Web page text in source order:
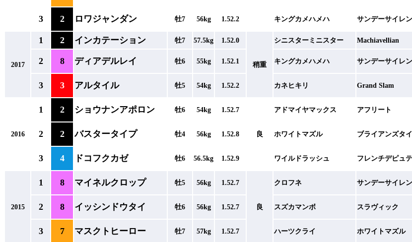
3 2 ロワジャンダン 牡7 56kg 1.52.2 キングカメハメハ サンデーサイレ
2017
1 2 インカテーション 牡7 57.5kg 1.52.0
稍重
シニスターミニスター Machiavellian
2 8 ディアデルレイ 牡6 55kg 1.52.1 キングカメハメハ サンデーサイレ
3 3 アルタイル 牡5 54kg 1.52.2 カネヒキリ Grand Slam
2016
1 2 ショウナンアポロン 牡6 54kg 1.52.7
良
アドマイヤマックス アフリート
2 2 バスタータイプ 牡4 56kg 1.52.8 ホワイトマズル ブライアンズタ
3 4 ドコフクカゼ 牡6 56.5kg 1.52.9 ワイルドラッシュ フレンチデピュ
2015
1 8 マイネルクロップ 牡5 56kg 1.52.7
良
クロフネ サンデーサイレ
2 8 イッシンドウタイ 牡6 56kg 1.52.7 スズカマンボ スラヴィック
3 7 マスクトヒーロー 牡7 57kg 1.52.7 ハーツクライ ホワイトマズル